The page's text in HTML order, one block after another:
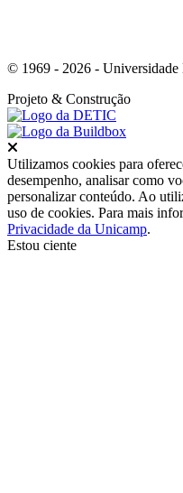
© 1969 - 2026 - Universidade
Projeto & Construção
Utilizamos cookies para
desempenho, analisar como
personalizar conteúdo. Ao
uso de cookies. Para mais
Privacidade da Unicamp.
Estou ciente